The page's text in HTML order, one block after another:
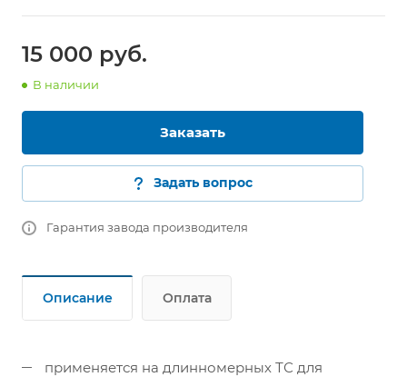
15 000 руб.
В наличии
Заказать
Задать вопрос
Гарантия завода производителя
Описание Оплата
применяется на длинномерных ТС для